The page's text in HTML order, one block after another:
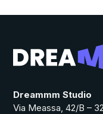
Dreammm Studio
Via Meassa, 42/B –